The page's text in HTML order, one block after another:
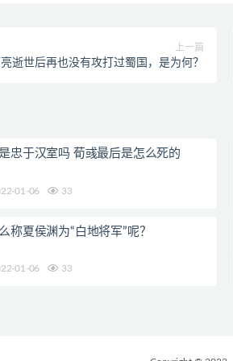
上一篇
逝世后再也没有攻打过蜀国，是为何？
忠于汉室吗 荀彧最后是怎么死的
01-06 33
称夏侯渊为“白地将军”呢？
01-06 33